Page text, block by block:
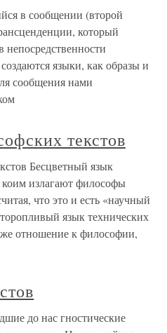
в сообщении (второй
который
языки, как образы и
сообщения нами
текстов
Бесцветный язык
излагают философы
что это и есть «научный
язык технических
отношение к философии,
до нас гностические